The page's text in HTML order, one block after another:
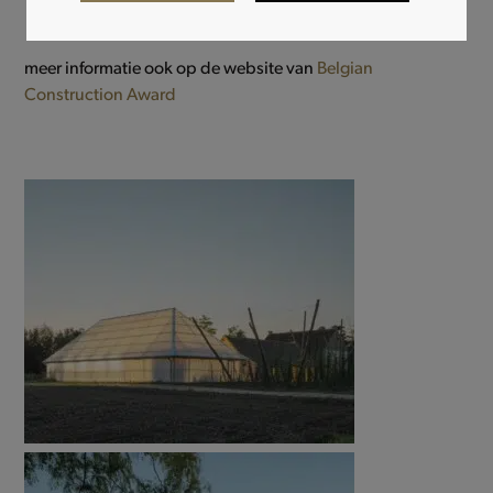
meer informatie ook op de website van Belgian
Construction Award